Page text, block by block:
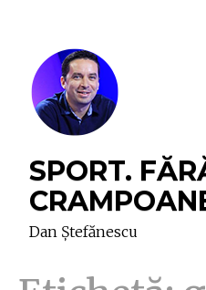
SPORT.
Dan Ștefănescu